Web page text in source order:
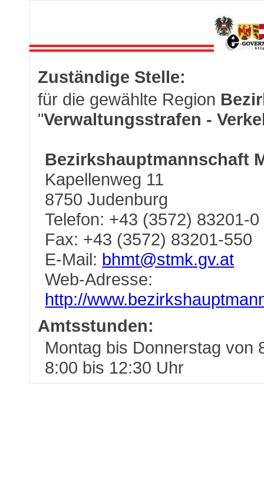
Zuständige Stelle:
für die gewählte Region
"Verwaltungsstrafen -
Bezirkshauptmannschaft
Kapellenweg 11
8750 Judenburg
Telefon: +43 (3572) 83201-0
Fax: +43 (3572) 83201-550
E-Mail: bhmt@stmk.gv.at
Web-Adresse:
http://
Amtsstunden:
Montag bis Donnerstag von
8:00 bis 12:30 Uhr